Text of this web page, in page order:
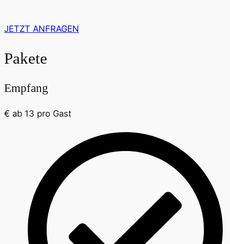
JETZT ANFRAGEN
Pakete
Empfang
€ ab 13 pro Gast